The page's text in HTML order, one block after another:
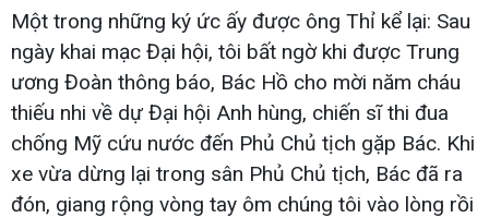
Một trong những ký ức ấy được ông Thỉ kể lại: Sau
ngày khai mạc Đại hội, tôi bất ngờ khi được Trung
ương Đoàn thông báo, Bác Hồ cho mời năm cháu
thiếu nhi về dự Đại hội Anh hùng, chiến sĩ thi đua
chống Mỹ cứu nước đến Phủ Chủ tịch gặp Bác. Khi
xe vừa dừng lại trong sân Phủ Chủ tịch, Bác đã ra
đón, giang rộng vòng tay ôm chúng tôi vào lòng rồi